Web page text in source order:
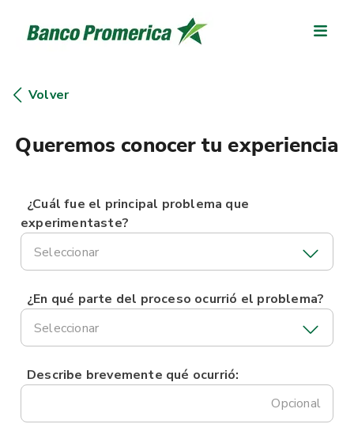
Volver
Queremos conocer tu experiencia
¿Cuál fue el principal problema que
experimentaste?
Seleccionar
¿En qué parte del proceso ocurrió el problema?
Seleccionar
Describe brevemente qué ocurrió:
Opcional